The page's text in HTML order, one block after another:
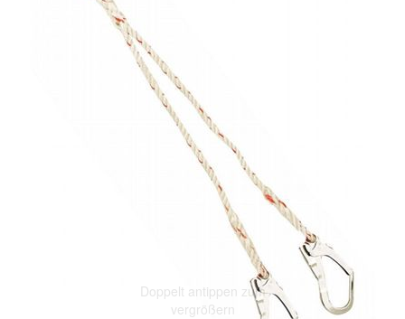
Doppelt antippen zum
vergrößern